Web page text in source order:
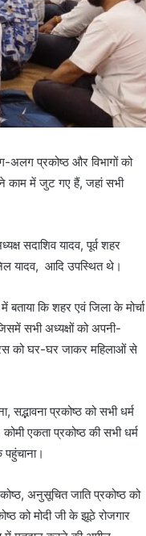
प्रकोष्ठ और विभागों को
काम में जुट गए हैं, जहां सभी
सदाशिव यादव, पूर्व शहर
यादव, आदि उपस्थित थे।
बताया कि शहर एवं जिला के मोर्चा
सभी अध्यक्षों को अपनी-
को घर-घर जाकर महिलाओं से
प्रकोष्ठ को सभी धर्म
एकता प्रकोष्ठ की सभी धर्म
अनुसूचित जाति प्रकोष्ठ को
को मोदी जी के झूठे रोजगार